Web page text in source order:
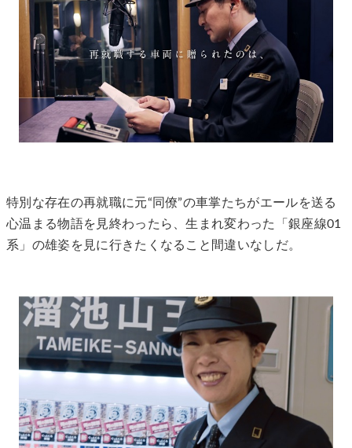
特別な存在の再就職に元“同僚”の車掌たちがエールを送る
心温まる物語を見終わったら、生まれ変わった「銀座線01
系」の雄姿を見に行きたくなること間違いなしだ。